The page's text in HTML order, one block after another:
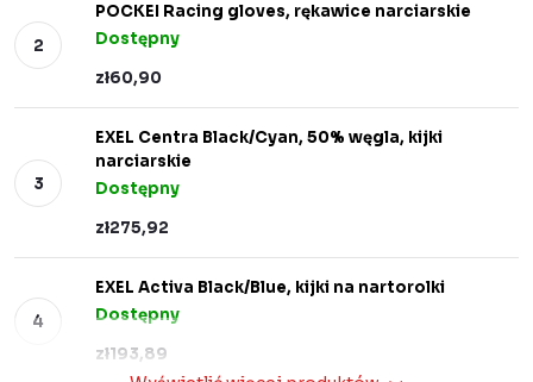
POCKEI Racing gloves, rękawice narciarskie
Dostępny
zł60,90
EXEL Centra Black/Cyan, 50% węgla, kijki
narciarskie
Dostępny
zł275,92
EXEL Activa Black/Blue, kijki na nartorolki
Dostępny
zł193,89